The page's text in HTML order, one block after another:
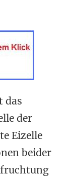
das
der
Eizelle
beider